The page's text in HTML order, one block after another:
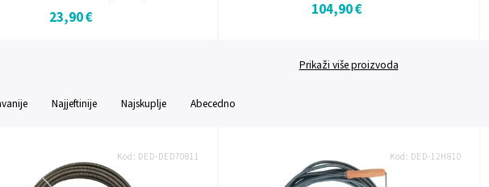
23,90 € 104,90 €
Prikaži više proizvoda
Najjeftinije Najskuplje Abecedno
Kod: DED-DED70811 Kod: DED-12H810